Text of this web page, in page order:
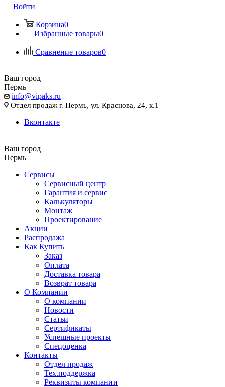
Войти
Корзина0
Избранные товары0
Сравнение товаров0
Ваш город
Пермь
info@vipaks.ru
Отдел продаж г. Пермь, ул. Краснова, 24, к.1
Вконтакте
Ваш город
Пермь
Сервисы
Сервисный центр
Гарантия и сервис
Калькуляторы
Монтаж
Проектирование
Акции
Распродажа
Как Купить
Заказ
Оплата
Доставка товара
Возврат товара
О Компании
О компании
Новости
Статьи
Сертификаты
Успешные проекты
Спецоценка
Контакты
Отдел продаж
Тех.поддержка
Реквизиты компании